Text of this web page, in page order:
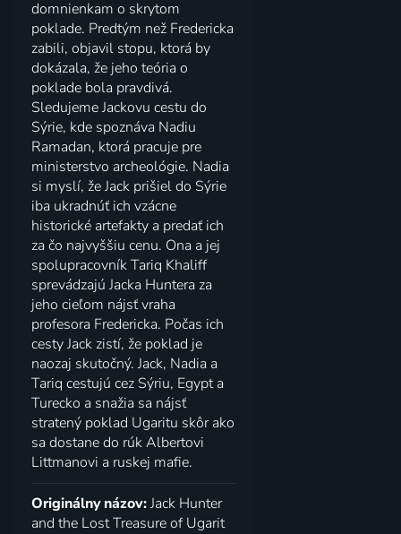
domnienkam o skrytom
poklade. Predtým než Fredericka
zabili, objavil stopu, ktorá by
dokázala, že jeho teória o
poklade bola pravdivá.
Sledujeme Jackovu cestu do
Sýrie, kde spoznáva Nadiu
Ramadan, ktorá pracuje pre
ministerstvo archeológie. Nadia
si myslí, že Jack prišiel do Sýrie
iba ukradnúť ich vzácne
historické artefakty a predať ich
za čo najvyššiu cenu. Ona a jej
spolupracovník Tariq Khaliff
sprevádzajú Jacka Huntera za
jeho cieľom nájsť vraha
profesora Fredericka. Počas ich
cesty Jack zistí, že poklad je
naozaj skutočný. Jack, Nadia a
Tariq cestujú cez Sýriu, Egypt a
Turecko a snažia sa nájsť
stratený poklad Ugaritu skôr ako
sa dostane do rúk Albertovi
Littmanovi a ruskej mafie.
Originálny názov:Jack Hunter
and the Lost Treasure of Ugarit